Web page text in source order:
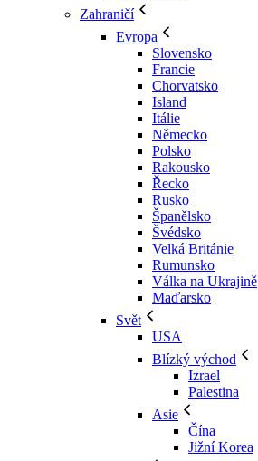
Zahraničí
Evropa
Slovensko
Francie
Chorvatsko
Island
Itálie
Německo
Polsko
Rakousko
Řecko
Rusko
Španělsko
Švédsko
Velká Británie
Rumunsko
Válka na Ukrajině
Maďarsko
Svět
USA
Blízký východ
Izrael
Palestina
Asie
Čína
Jižní Korea